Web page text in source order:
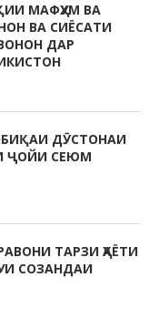
МАФҲУМ ВА
ВА СИЁСАТИ
ДАР
ДӮСТОНАИ
ҶОЙИ СЕЮМ
ТАРЗИ ҲАЁТИ
СОЗАНДАИ